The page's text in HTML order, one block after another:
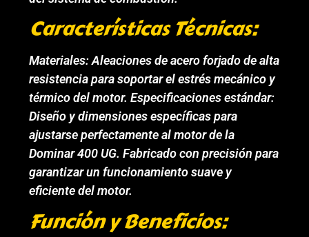
Características Técnicas:
Materiales: Aleaciones de acero forjado de alta
resistencia para soportar el estrés mecánico y
térmico del motor. Especificaciones estándar:
Diseño y dimensiones específicas para
ajustarse perfectamente al motor de la
Dominar 400 UG. Fabricado con precisión para
garantizar un funcionamiento suave y
eficiente del motor.
Función y Beneficios: